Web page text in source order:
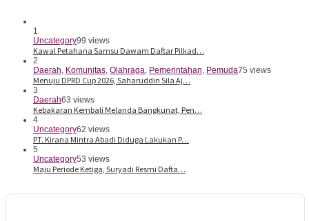
1
Uncategory99 views
Kawal Petahana Samsu Dawam Daftar Pilkad…
2
Daerah, Komunitas, Olahraga, Pemerintahan, Pemuda75 views
Menuju DPRD Cup 2026, Saharuddin Sila Aj…
3
Daerah63 views
Kebakaran Kembali Melanda Bangkunat, Pen…
4
Uncategory62 views
PT. Kirana Mintra Abadi Diduga Lakukan P…
5
Uncategory53 views
Maju Periode Ketiga, Suryadi Resmi Dafta…